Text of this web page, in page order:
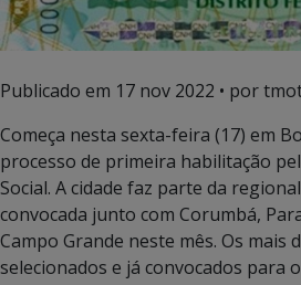
Publicado em 17 nov 2022 • por
Começa nesta sexta-feira (17) em
processo de primeira habilitação
Social. A cidade faz parte da
convocada junto com Corumbá,
Campo Grande neste mês. Os mais
selecionados e já convocados para